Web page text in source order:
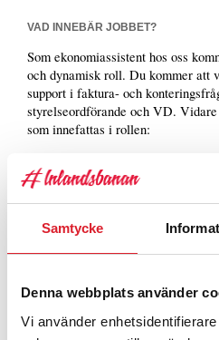
Samtycke
Denna webbplats använder
Vi använder
VAD INNEBÄR JOBBET?
Som ekonomiassistent hos oss
och dynamisk roll. Du kommer att
support i faktura- och
styrelseordförande och VD.
som innefattas i rollen:
attesteringar, granskningar
Sköta löpande bokföring,
Hantera kontantkassor,
kontorsmaterial.